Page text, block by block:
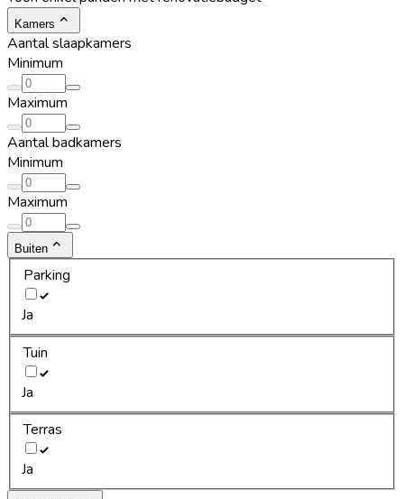
Kamers
Aantal slaapkamers
Minimum
Maximum
Aantal badkamers
Minimum
Maximum
Buiten
Parking
Ja
Tuin
Ja
Terras
Ja